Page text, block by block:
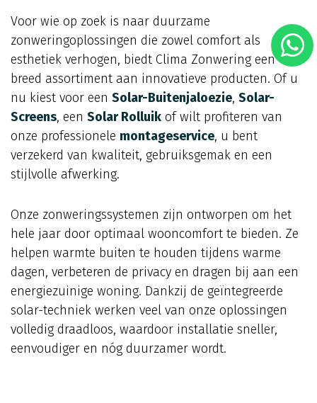
Voor wie op zoek is naar duurzame
zonweringoplossingen die zowel comfort als
esthetiek verhogen, biedt Clima Zonwering een
breed assortiment aan innovatieve producten. Of u
nu kiest voor een Solar-Buitenjaloezie, Solar-
Screens, een Solar Rolluik of wilt profiteren van
onze professionele montageservice, u bent
verzekerd van kwaliteit, gebruiksgemak en een
stijlvolle afwerking.
Onze zonweringssystemen zijn ontworpen om het
hele jaar door optimaal wooncomfort te bieden. Ze
helpen warmte buiten te houden tijdens warme
dagen, verbeteren de privacy en dragen bij aan een
energiezuinige woning. Dankzij de geïntegreerde
solar-techniek werken veel van onze oplossingen
volledig draadloos, waardoor installatie sneller,
eenvoudiger en nóg duurzamer wordt.